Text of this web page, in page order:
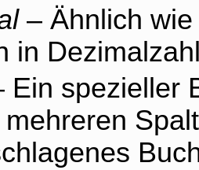
– Ähnlich wie
in
Ein spezieller